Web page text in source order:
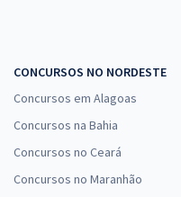
CONCURSOS NO NORDESTE
Concursos em Alagoas
Concursos na Bahia
Concursos no Ceará
Concursos no Maranhão